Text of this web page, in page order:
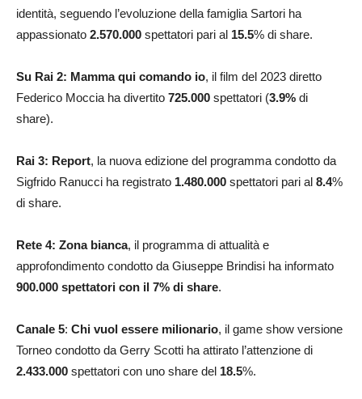
identità, seguendo l’evoluzione della famiglia Sartori ha
appassionato 2.570.000 spettatori pari al 15.5% di share.
Su Rai 2: Mamma qui comando io, il film del 2023 diretto
Federico Moccia ha divertito 725.000 spettatori (3.9% di
share).
Rai 3: Report, la nuova edizione del programma condotto da
Sigfrido Ranucci ha registrato 1.480.000 spettatori pari al 8.4%
di share.
Rete 4: Zona bianca, il programma di attualità e
approfondimento condotto da Giuseppe Brindisi ha informato
900.000 spettatori con il 7% di share.
Canale 5: Chi vuol essere milionario, il game show versione
Torneo condotto da Gerry Scotti ha attirato l’attenzione di
2.433.000 spettatori con uno share del 18.5%.